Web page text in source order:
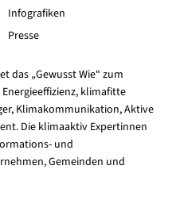
Infografiken
Presse
„Gewusst Wie“ zum
klimafitte
Klimakommunikation, Aktive
Die klimaaktiv Expertinnen
und
Gemeinden und